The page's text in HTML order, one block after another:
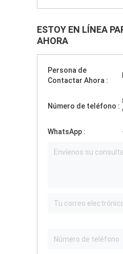
ESTOY EN LÍNEA
AHORA
Persona de
Contactar Ahora :
Número de teléfono :
WhatsApp :